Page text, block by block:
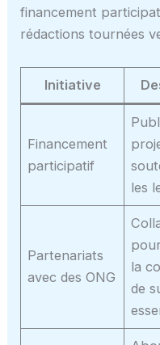
financement
rédactions tournées
Initiative
Financement
participatif
les
Partenariats
avec des ONG
la
de